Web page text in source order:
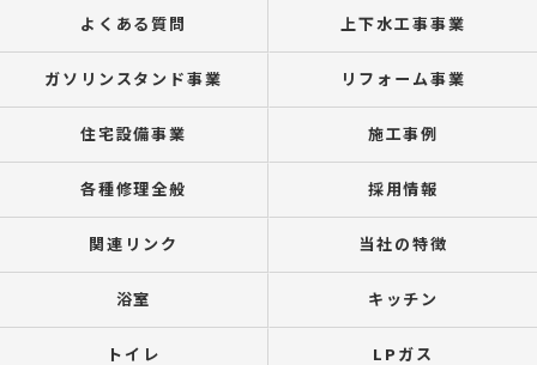
よくある質問 上下水工事事業
ガソリンスタンド事業 リフォーム事業
住宅設備事業 施工事例
各種修理全般 採用情報
関連リンク 当社の特徴
浴室 キッチン
トイレ LPガス